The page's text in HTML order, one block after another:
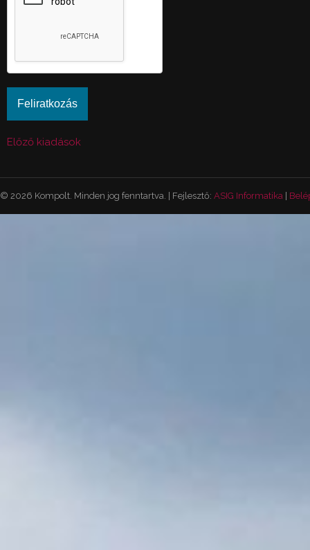
Előző kiadások
© 2026 Kompolt. Minden jog fenntartva. | Fejlesztő: ASIG Informatika |